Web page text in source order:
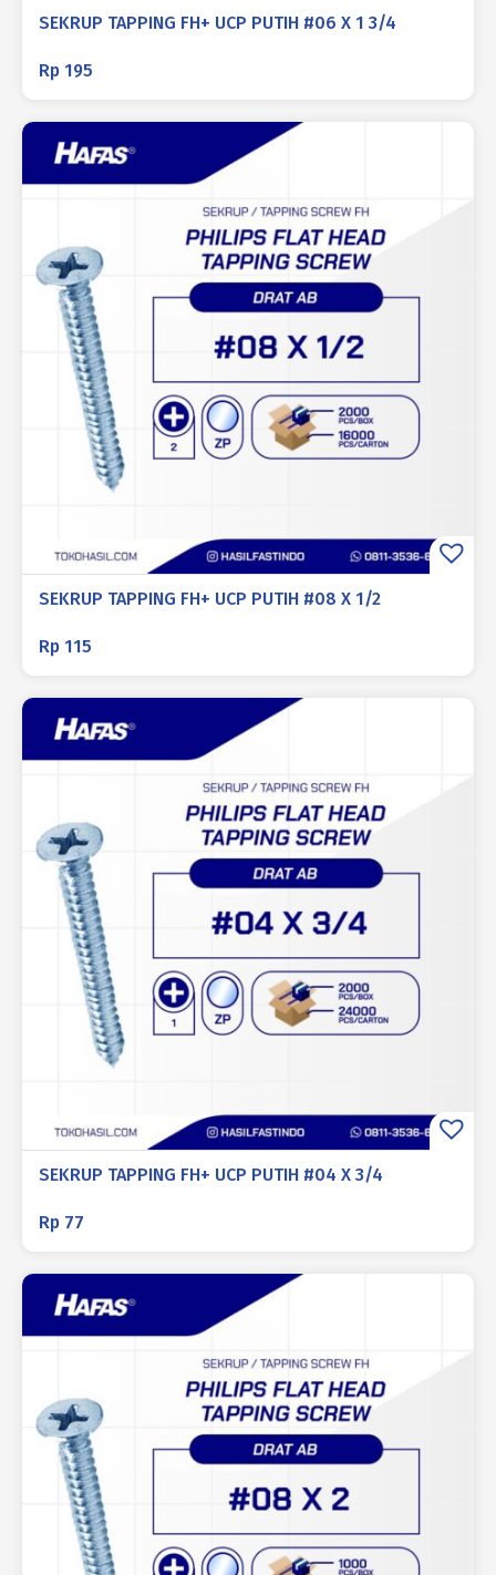
SEKRUP TAPPING FH+ UCP PUTIH #06 X 1 3/4
Rp 195
SEKRUP TAPPING FH+ UCP PUTIH #08 X 1/2
Rp 115
SEKRUP TAPPING FH+ UCP PUTIH #04 X 3/4
Rp 77